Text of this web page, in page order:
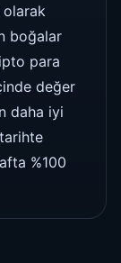
boğalar
para
değer
daha iyi
%100